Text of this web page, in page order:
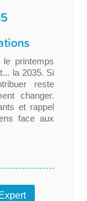
printemps
la 2035. Si
reste
changer.
et rappel
face aux